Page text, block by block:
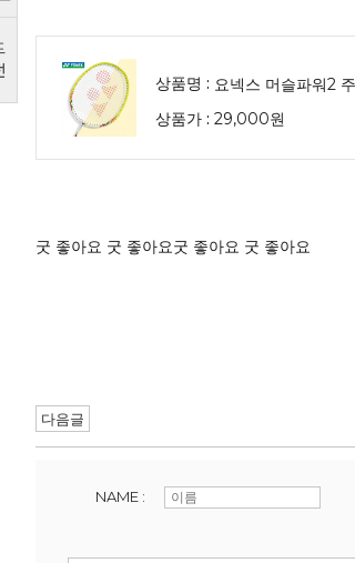
상품명 : 요넥스 머슬파워2
상품가 : 29,000원
굿 좋아요 굿 좋아요굿 좋아요 굿 좋아요
다음글
NAME :